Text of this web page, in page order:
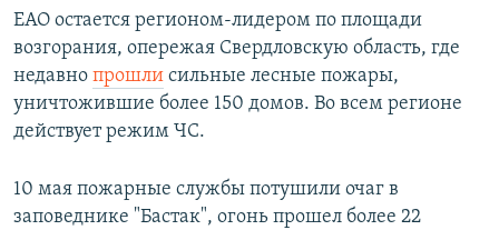
ЕАО остается регионом-лидером по площади
возгорания, опережая Свердловскую область, где
недавно прошли сильные лесные пожары,
уничтожившие более 150 домов. Во всем регионе
действует режим ЧС.
10 мая пожарные службы потушили очаг в
заповеднике "Бастак", огонь прошел более 22